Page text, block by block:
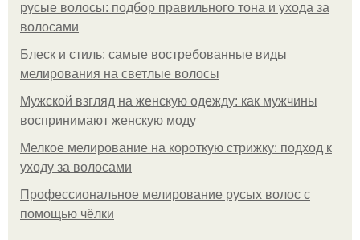
русые волосы: подбор правильного тона и ухода за
волосами
Блеск и стиль: самые востребованные виды
мелирования на светлые волосы
Мужской взгляд на женскую одежду: как мужчины
воспринимают женскую моду
Мелкое мелирование на короткую стрижку: подход к
уходу за волосами
Профессиональное мелирование русых волос с
помощью чёлки